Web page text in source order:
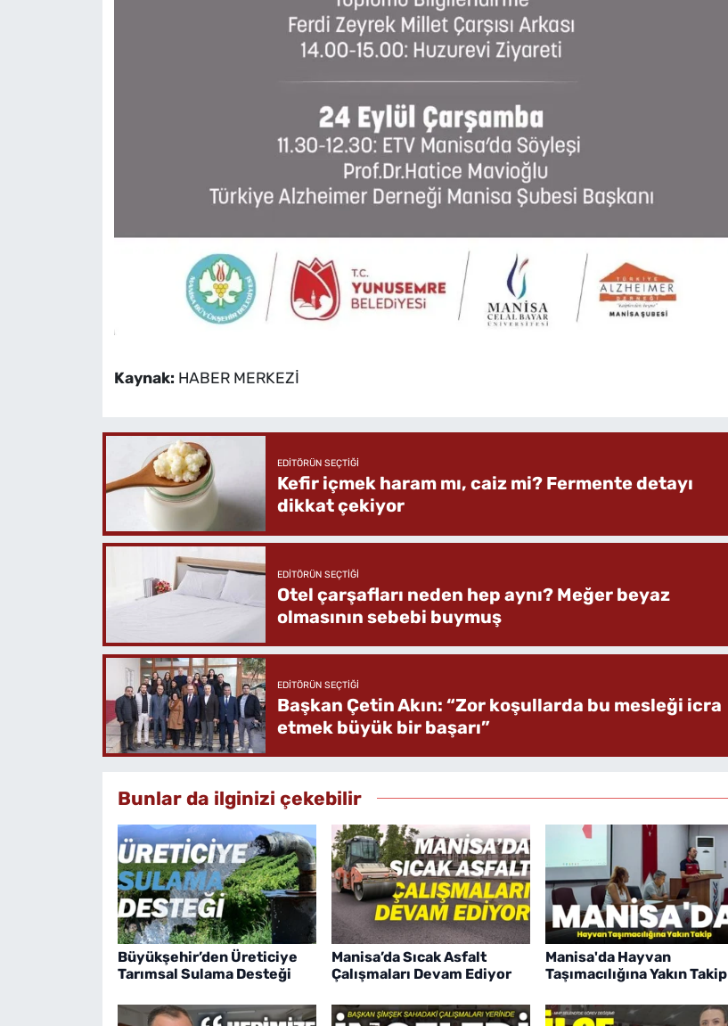
Kaynak: HABER MERKEZİ
EDITÖRÜN SEÇTIĞI
Kefir içmek haram mı, caiz mi? Fermente detayı
dikkat çekiyor
EDITÖRÜN SEÇTIĞI
Otel çarşafları neden hep aynı? Meğer beyaz
olmasının sebebi buymuş
EDITÖRÜN SEÇTIĞI
Başkan Çetin Akın: “Zor koşullarda bu mesleği icra
etmek büyük bir başarı”
Bunlar da ilginizi çekebilir
Büyükşehir’den Üreticiye
Tarımsal Sulama Desteği
Manisa’da Sıcak Asfalt
Çalışmaları Devam Ediyor
Manisa'da Hayvan
Taşımacılığına Yakın Takip